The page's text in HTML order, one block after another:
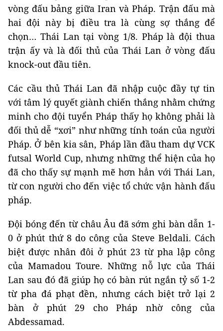
vòng đấu bảng giữa Iran và Pháp. Trận đấu mà
hai đội này bị điều tra là cùng sợ thắng để
chọn… Thái Lan tại vòng 1/8. Pháp là đội thua
trận ấy và là đối thủ của Thái Lan ở vòng đấu
knock-out đầu tiên.
Các cầu thủ Thái Lan đã nhập cuộc đầy tự tin
với tâm lý quyết giành chiến thắng nhằm chứng
minh cho đội tuyển Pháp thấy họ không phải là
đối thủ dễ “xơi” như những tính toán của người
Pháp. Ở bên kia sân, Pháp lần đầu tham dự VCK
futsal World Cup, nhưng những thể hiện của họ
đã cho thấy sự mạnh mẽ hơn hẳn với Thái Lan,
từ con người cho đến việc tổ chức vận hành đấu
pháp.
Đội bóng đến từ châu Âu đã sớm ghi bàn dẫn 1-
0 ở phút thứ 8 do công của Steve Beldali. Cách
biệt được nhân đôi ở phút 23 từ pha lập công
của Mamadou Toure. Những nỗ lực của Thái
Lan sau đó đã giúp họ có bàn rút ngắn tỷ số 1-2
từ pha đá phạt đền, nhưng cách biệt trở lại 2
bàn ở phút 29 cho Pháp nhờ công của
Abdessamad.